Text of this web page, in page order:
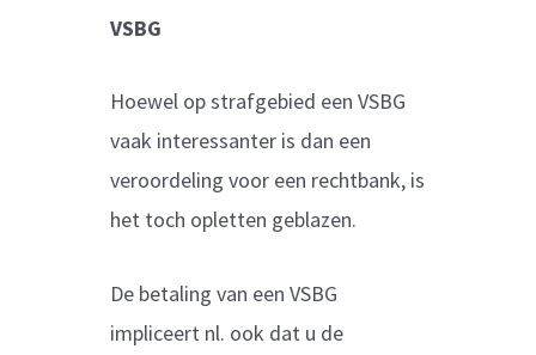
VSBG
Hoewel op strafgebied een VSBG
vaak interessanter is dan een
veroordeling voor een rechtbank, is
het toch opletten geblazen.
De betaling van een VSBG
impliceert nl. ook dat u de